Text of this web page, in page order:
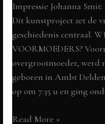
Impressie Johanna
Dit kunstproject zet de
geschiedenis centraal.
VOORMOEDERS?
overgrootmoeder, werd
geboren in Ambt
op om 7:35 u en ging
Portretschets
Read More »